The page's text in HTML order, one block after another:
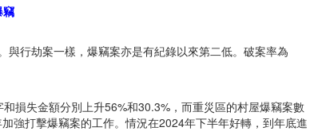
竊
行劫案一樣，爆竊案亦是有紀錄以來第二低。破案率為
損失金額分別上升56%和30.3%，而重災區的村屋爆竊案數
強打擊爆竊案的工作。情況在2024年下半年好轉，到年底進